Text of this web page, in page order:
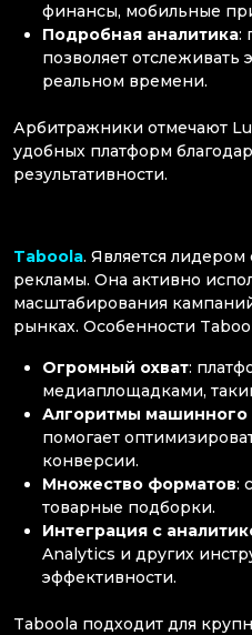
финансы, мобильные
Подробная аналитика:
позволяет
реальном времени.
Арбитражники отмечают
удобных платформ
результативности.
Taboola. Является
рекламы. Она активно
масштабирования
рынках. Особенности
Огромный охват:
медиаплощадками,
Алгоритмы машинного
помогает
конверсии.
Множество форматов:
товарные подборки.
Интеграция с
Analytics и других
эффективности.
Taboola подходит для